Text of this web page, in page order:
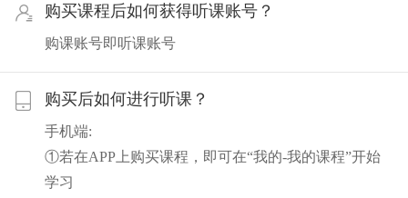
购买课程后如何获得听课账号？
购课账号即听课账号
购买后如何进行听课？
手机端:
①若在APP上购买课程，即可在“我的-我的课程”开始
学习